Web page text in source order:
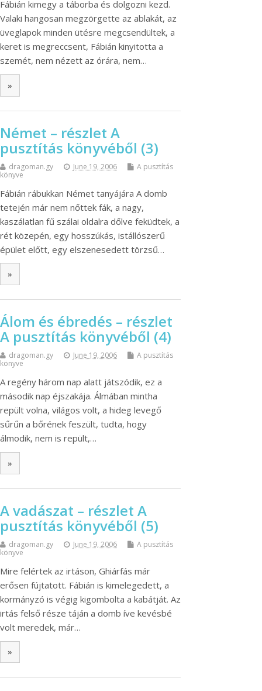
Fábián kimegy a táborba és dolgozni kezd.
Valaki hangosan megzörgette az ablakát, az
üveglapok minden ütésre megcsendültek, a
keret is megreccsent, Fábián kinyitotta a
szemét, nem nézett az órára, nem…
»
Német – részlet A
pusztítás könyvéből (3)
dragoman.gy June 19, 2006
A pusztítás
könyve
Fábián rábukkan Német tanyájára A domb
tetején már nem nőttek fák, a nagy,
kaszálatlan fű szálai oldalra dőlve feküdtek, a
rét közepén, egy hosszúkás, istállószerű
épület előtt, egy elszenesedett törzsű…
»
Álom és ébredés – részlet
A pusztítás könyvéből (4)
dragoman.gy June 19, 2006
A pusztítás
könyve
A regény három nap alatt játszódik, ez a
második nap éjszakája. Álmában mintha
repült volna, világos volt, a hideg levegő
sűrűn a bőrének feszült, tudta, hogy
álmodik, nem is repült,…
»
A vadászat – részlet A
pusztítás könyvéből (5)
dragoman.gy June 19, 2006
A pusztítás
könyve
Mire felértek az irtáson, Ghiárfás már
erősen fújtatott. Fábián is kimelegedett, a
kormányzó is végig kigombolta a kabátját. Az
irtás felső része táján a domb íve kevésbé
volt meredek, már…
»